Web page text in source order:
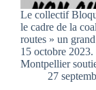
Le collectif
le cadre de la
routes » un
15 octobre
Montpellier
27